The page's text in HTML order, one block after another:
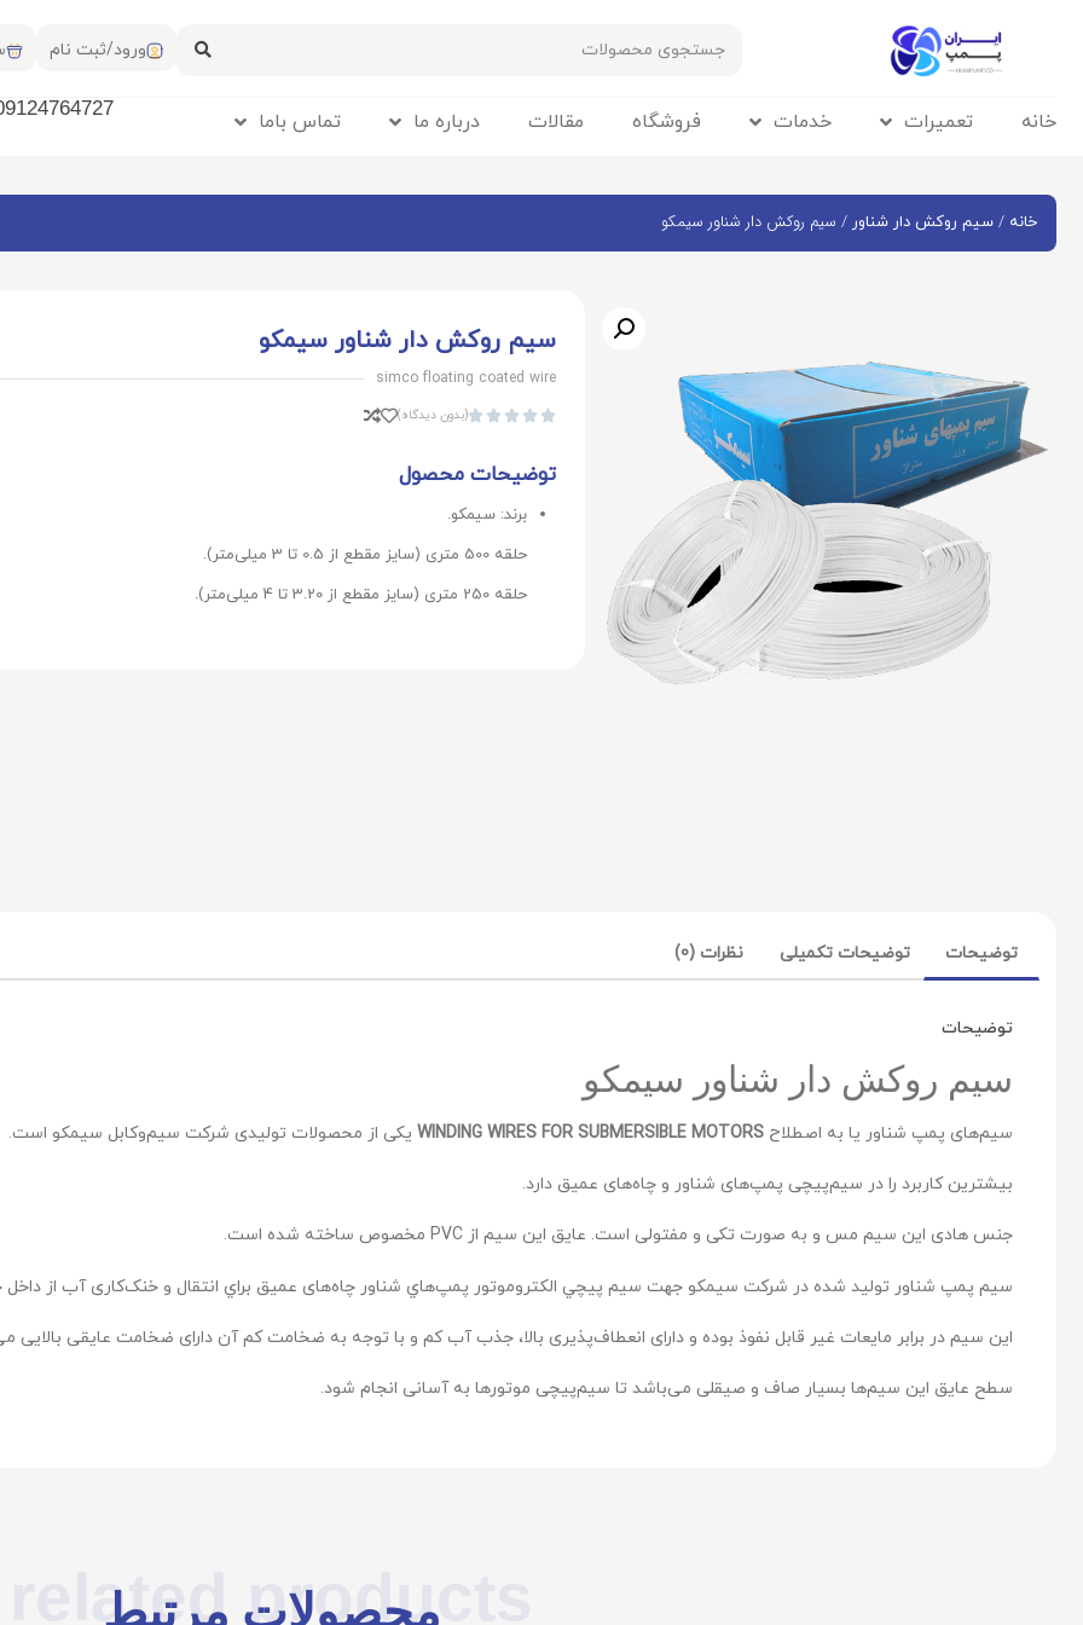
ورود/ثبت نام
خانه تعمیرات خدمات فروشگاه مقالات درباره ما تماس باما
خانه / سیم روکش دار شناور / سیم روکش دار شناور سیمکو
سیم روکش دار شناور سیمکو
simco floating coated wire




(بدون دیدگاه)
توضیحات محصول
برند: سیمکو.
حلقه 500 متری (سایز مقطع از 0.5 تا 3 میلی‌متر).
حلقه 250 متری (سایز مقطع از 3.20 تا 4 میلی‌متر).
توضیحات توضیحات تکمیلی نظرات (0)
توضیحات
سیم روکش دار شناور سیمکو
سیم‌های پمپ شناور یا به اصطلاح WINDING WIRES FOR SUBMERSIBLE MOTORS یکی از محصولات تولیدی شرکت سیم‌و‌کابل سیمکو است.
بیشترین کاربرد را در سیم‌پیچی پمپ‌های شناور و چاه‌های عمیق دارد.
جنس هادی این سیم مس و به صورت تکی و مفتولی است. عایق این سیم از PVC مخصوص ساخته شده است.
سيم پمپ شناور تولید شده در شرکت سیمکو جهت سيم پيچي الکتروموتور پمپ‌هاي شناور چاه‌های عمیق براي انتقال و خنک‌کاری آب از داخل
این سیم در برابر مایعات غیر قابل نفوذ بوده و دارای انعطاف‌پذیری بالا، جذب آب کم و با توجه به ضخامت کم آن دارای ضخامت عایقی بالایی
سطح عایق این سیم‌ها بسیار صاف و صیقلی می‌باشد تا سیم‌پیچی موتورها به آسانی انجام شود.
related products
محصولات مرتبط